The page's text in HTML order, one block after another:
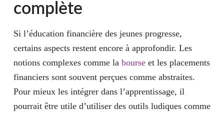
complète
Si l’éducation financière des jeunes progresse,
certains aspects restent encore à approfondir. Les
notions complexes comme la bourseet les placements
financiers sont souvent perçues comme abstraites.
Pour mieux les intégrer dans l’apprentissage, il
pourrait être utile d’utiliser des outils ludiques comme